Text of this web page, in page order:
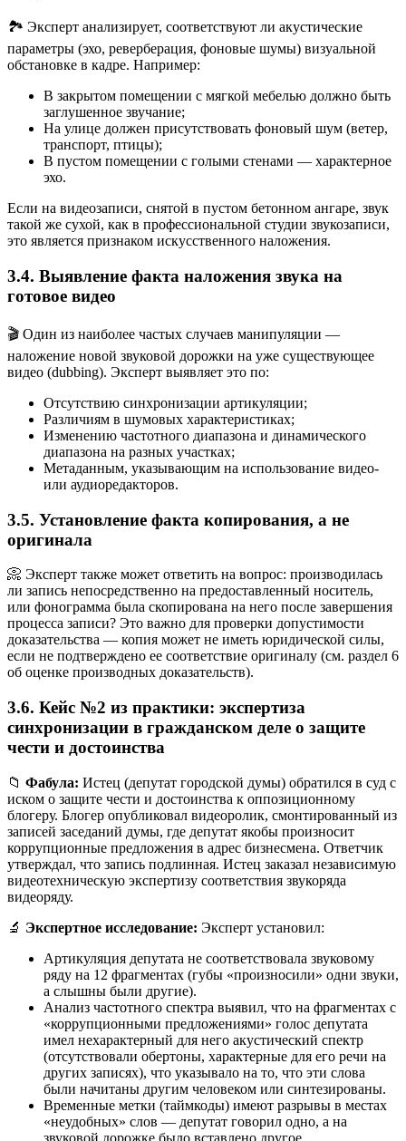
🏞️ Эксперт анализирует, соответствуют ли акустические
параметры (эхо, реверберация, фоновые шумы) визуальной
обстановке в кадре. Например:
В закрытом помещении с мягкой мебелью должно быть
заглушенное звучание;
На улице должен присутствовать фоновый шум (ветер,
транспорт, птицы);
В пустом помещении с голыми стенами — характерное
эхо.
Если на видеозаписи, снятой в пустом бетонном ангаре, звук
такой же сухой, как в профессиональной студии звукозаписи,
это является признаком искусственного наложения.
3.4. Выявление факта наложения звука на
готовое видео
🎬 Один из наиболее частых случаев манипуляции —
наложение новой звуковой дорожки на уже существующее
видео (dubbing). Эксперт выявляет это по:
Отсутствию синхронизации артикуляции;
Различиям в шумовых характеристиках;
Изменению частотного диапазона и динамического
диапазона на разных участках;
Метаданным, указывающим на использование видео-
или аудиоредакторов.
3.5. Установление факта копирования, а не
оригинала
📀 Эксперт также может ответить на вопрос: производилась
ли запись непосредственно на предоставленный носитель,
или фонограмма была скопирована на него после завершения
процесса записи? Это важно для проверки допустимости
доказательства — копия может не иметь юридической силы,
если не подтверждено ее соответствие оригиналу (см. раздел 6
об оценке производных доказательств).
3.6. Кейс №2 из практики: экспертиза
синхронизации в гражданском деле о защите
чести и достоинства
📁 Фабула: Истец (депутат городской думы) обратился в суд с
иском о защите чести и достоинства к оппозиционному
блогеру. Блогер опубликовал видеоролик, смонтированный из
записей заседаний думы, где депутат якобы произносит
коррупционные предложения в адрес бизнесмена. Ответчик
утверждал, что запись подлинная. Истец заказал независимую
видеотехническую экспертизу соответствия звукоряда
видеоряду.
🔬 Экспертное исследование: Эксперт установил:
Артикуляция депутата не соответствовала звуковому
ряду на 12 фрагментах (губы «произносили» одни звуки,
а слышны были другие).
Анализ частотного спектра выявил, что на фрагментах с
«коррупционными предложениями» голос депутата
имел нехарактерный для него акустический спектр
(отсутствовали обертоны, характерные для его речи на
других записях), что указывало на то, что эти слова
были начитаны другим человеком или синтезированы.
Временные метки (таймкоды) имеют разрывы в местах
«неудобных» слов — депутат говорил одно, а на
звуковой дорожке было вставлено другое.